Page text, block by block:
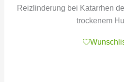
Reizlinderung bei Katarrhen
trockenem